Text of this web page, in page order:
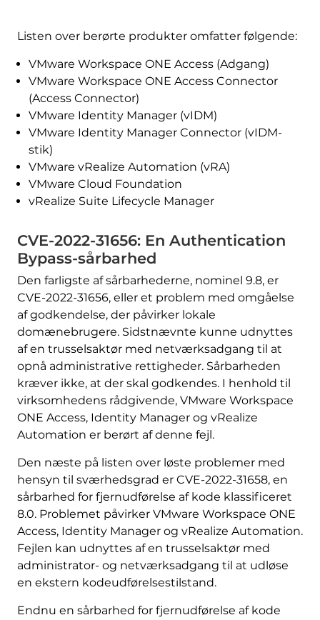
Listen over berørte produkter omfatter følgende:
VMware Workspace ONE Access (Adgang)
VMware Workspace ONE Access Connector
(Access Connector)
VMware Identity Manager (vIDM)
VMware Identity Manager Connector (vIDM-
stik)
VMware vRealize Automation (vRA)
VMware Cloud Foundation
vRealize Suite Lifecycle Manager
CVE-2022-31656: En Authentication
Bypass-sårbarhed
Den farligste af sårbarhederne, nominel 9.8, er
CVE-2022-31656, eller et problem med omgåelse
af godkendelse, der påvirker lokale
domænebrugere. Sidstnævnte kunne udnyttes
af en trusselsaktør med netværksadgang til at
opnå administrative rettigheder. Sårbarheden
kræver ikke, at der skal godkendes. I henhold til
virksomhedens rådgivende, VMware Workspace
ONE Access, Identity Manager og vRealize
Automation er berørt af denne fejl.
Den næste på listen over løste problemer med
hensyn til sværhedsgrad er CVE-2022-31658, en
sårbarhed for fjernudførelse af kode klassificeret
8.0. Problemet påvirker VMware Workspace ONE
Access, Identity Manager og vRealize Automation.
Fejlen kan udnyttes af en trusselsaktør med
administrator- og netværksadgang til at udløse
en ekstern kodeudførelsestilstand.
Endnu en sårbarhed for fjernudførelse af kode